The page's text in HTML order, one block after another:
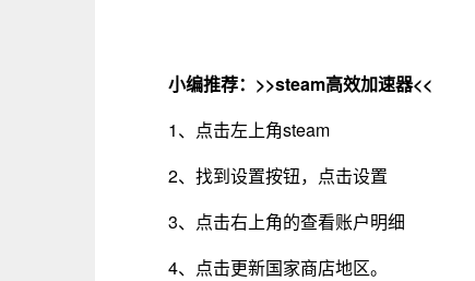
小编推荐： >>steam高效加速器<<
1、点击左上角steam
2、找到设置按钮，点击设置
3、点击右上角的查看账户明细
4、点击更新国家商店地区。